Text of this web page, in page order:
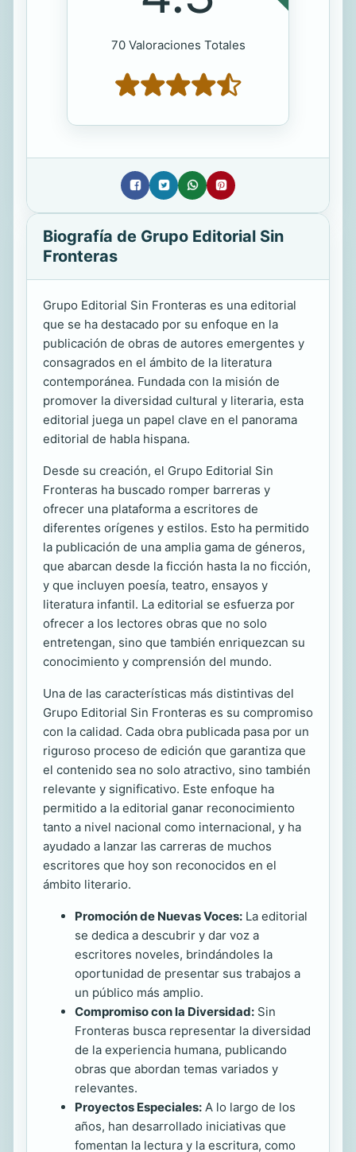
70 Valoraciones Totales
Biografía de Grupo Editorial Sin
Fronteras
Grupo Editorial Sin Fronteras es una editorial
que se ha destacado por su enfoque en la
publicación de obras de autores emergentes y
consagrados en el ámbito de la literatura
contemporánea. Fundada con la misión de
promover la diversidad cultural y literaria, esta
editorial juega un papel clave en el panorama
editorial de habla hispana.
Desde su creación, el Grupo Editorial Sin
Fronteras ha buscado romper barreras y
ofrecer una plataforma a escritores de
diferentes orígenes y estilos. Esto ha permitido
la publicación de una amplia gama de géneros,
que abarcan desde la ficción hasta la no ficción,
y que incluyen poesía, teatro, ensayos y
literatura infantil. La editorial se esfuerza por
ofrecer a los lectores obras que no solo
entretengan, sino que también enriquezcan su
conocimiento y comprensión del mundo.
Una de las características más distintivas del
Grupo Editorial Sin Fronteras es su compromiso
con la calidad. Cada obra publicada pasa por un
riguroso proceso de edición que garantiza que
el contenido sea no solo atractivo, sino también
relevante y significativo. Este enfoque ha
permitido a la editorial ganar reconocimiento
tanto a nivel nacional como internacional, y ha
ayudado a lanzar las carreras de muchos
escritores que hoy son reconocidos en el
ámbito literario.
Promoción de Nuevas Voces: La editorial
se dedica a descubrir y dar voz a
escritores noveles, brindándoles la
oportunidad de presentar sus trabajos a
un público más amplio.
Compromiso con la Diversidad: Sin
Fronteras busca representar la diversidad
de la experiencia humana, publicando
obras que abordan temas variados y
relevantes.
Proyectos Especiales: A lo largo de los
años, han desarrollado iniciativas que
fomentan la lectura y la escritura, como